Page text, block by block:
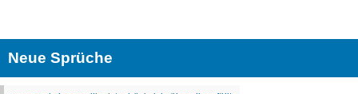
Neue Sprüche